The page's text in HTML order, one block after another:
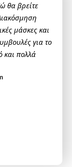
θα βρείτε
μάσκες και
για το
και πολλά